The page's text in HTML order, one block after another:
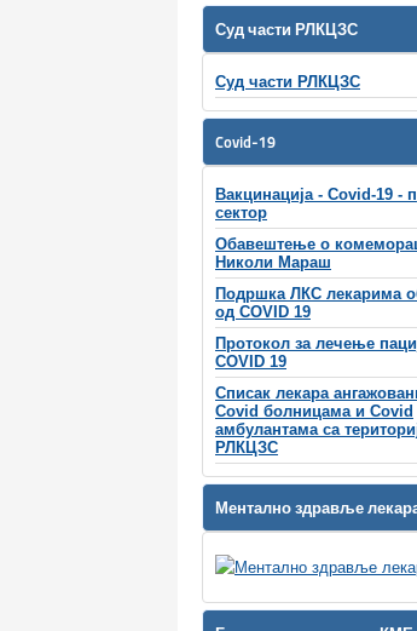
Суд части РЛКЦЗС
Суд части РЛКЦЗС
Covid-19
Вакцинација - Covid-19 -
сектор
Обавештење о
Николи Мараш
Подршка ЛКС лекарима
од COVID 19
Протокол за лечење
COVID 19
Списак лекара
Covid болницама и Covid
амбулантама са
РЛКЦЗС
Ментално здравље